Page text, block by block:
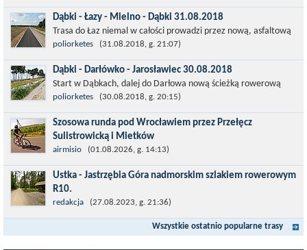
pamiętają okres...
Dąbki - Łazy - Mielno - Dąbki 31.08.2018
Trasa do Łaz niemal w całości prowadzi przez nową, asfaltową
ścieżkę rowerową (od Dąbek do Iwięcina wzdłuż drogi 203).
Niestety jest to trasa nie...
poliorketes (31.08.2018, g. 21:07)
Dąbki - Darłówko - Jarosławiec 30.08.2018
Start w Dąbkach, dalej do Darłowa nową ścieżką rowerową
(niekiedy pieszo-rowerową), gdzie na pierwszym rondzie zjazd
w stronę Darłówka Zachodniego....
poliorketes (30.08.2018, g. 20:15)
Szosowa runda pod Wrocławiem przez Przełęcz
Sulistrowicką i Mietków
Łatwa, szosowa runda pod Wrocławiem, raczej płaska z jednym
małym podjazdem na Przełęcz Sulistrowicką od strony Olesznej.
To trasa idealna na...
airmisio (01.08.2026, g. 14:13)
Ustka - Jastrzębia Góra nadmorskim szlakiem rowerowym
R10.
Międzynarodowy Szlak Rowerowy R-10, jest częścią sieci
EuroVelo. Prowadzi wzdłuż brzegu dookoła Morza Bałtyckiego.
Trasa liczy w sumie ponad 8500...
redakcja (27.08.2023, g. 21:36)
Wszystkie ostatnio popularne trasy